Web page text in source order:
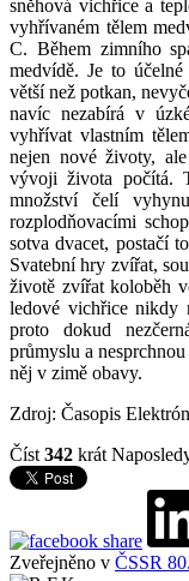
sněhová vichřice a
vyhřívaném tělem
C. Během zimního
medvídě. Je to
větší než potkan,
navíc nezabírá v
vyhřívat vlastním
nejen nové životy,
vývoji života počítá.
množství čelí
rozplodňovacími
sotva dvacet, postačí
Svatební hry zvířat,
životě zvířat koloběh
ledové vichřice nikdy
proto dokud
průmyslu a
něj v zimě obavy.
Zdroj: Časopis Elektrón
Číst 342 krát
Zveřejněno v ČSSR